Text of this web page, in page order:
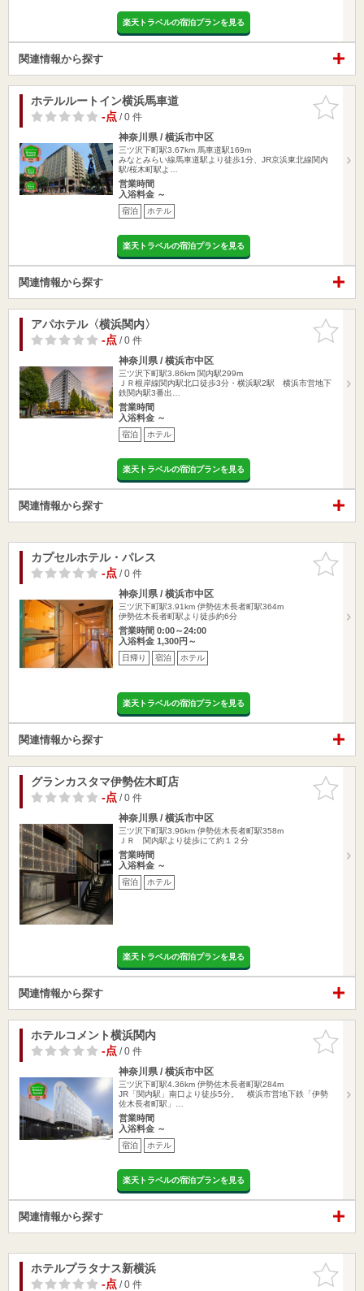
楽天トラベルの宿泊プランを見る
関連情報から探す
お気に入
りに追加
ホテルルートイン横浜馬車道
-点/ 0 件
神奈川県 / 横浜市中区
三ツ沢下町駅3.67km 馬車道駅169m
みなとみらい線馬車道駅より徒歩1分、JR京浜東北線関内
駅/桜木町駅よ…
営業時間
入浴料金 ～
宿泊 ホテル
楽天トラベルの宿泊プランを見る
関連情報から探す
お気に入
りに追加
アパホテル〈横浜関内〉
-点/ 0 件
神奈川県 / 横浜市中区
三ツ沢下町駅3.86km 関内駅299m
ＪＲ根岸線関内駅北口徒歩3分・横浜駅2駅 横浜市営地下
鉄関内駅3番出…
営業時間
入浴料金 ～
宿泊 ホテル
楽天トラベルの宿泊プランを見る
関連情報から探す
お気に入
りに追加
カプセルホテル・パレス
-点/ 0 件
神奈川県 / 横浜市中区
三ツ沢下町駅3.91km 伊勢佐木長者町駅364m
伊勢佐木長者町駅より徒歩約6分
営業時間 0:00～24:00
入浴料金 1,300円～
日帰り 宿泊 ホテル
楽天トラベルの宿泊プランを見る
関連情報から探す
お気に入
りに追加
グランカスタマ伊勢佐木町店
-点/ 0 件
神奈川県 / 横浜市中区
三ツ沢下町駅3.96km 伊勢佐木長者町駅358m
ＪＲ 関内駅より徒歩にて約１２分
営業時間
入浴料金 ～
宿泊 ホテル
楽天トラベルの宿泊プランを見る
関連情報から探す
お気に入
りに追加
ホテルコメント横浜関内
-点/ 0 件
神奈川県 / 横浜市中区
三ツ沢下町駅4.36km 伊勢佐木長者町駅284m
JR「関内駅」南口より徒歩5分。 横浜市営地下鉄「伊勢
佐木長者町駅」…
営業時間
入浴料金 ～
宿泊 ホテル
楽天トラベルの宿泊プランを見る
関連情報から探す
お気に入
りに追加
ホテルプラタナス新横浜
-点/ 0 件